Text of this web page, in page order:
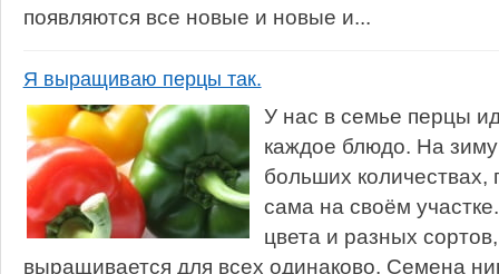
появляются все новые и новые и...
Я выращиваю перцы так.
У нас в семье перцы
каждое блюдо. На
больших
сама на своём
цвета и разных
выращивается для всех одинаково. Семена